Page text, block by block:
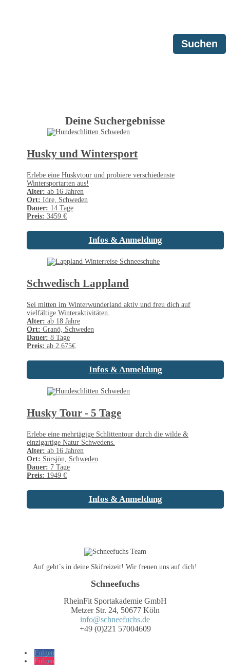
Suchen
Deine Suchergebnisse
Husky und Wintersport
Erlebe eine Huskytour und probiere verschiedenste
Wintersportarten aus!
Alter: ab 16 Jahren
Ort: Idre, Schweden
Dauer: 14 Tage
Preis: 3459 €
Infos & Anmeldung
Schwedisch Lappland
Sei mitten im Winterwunderland aktiv und freu dich auf
vielfältige Winteraktivitäten.
Alter: ab 18 Jahre
Ort: Granö, Schweden
Dauer: 8 Tage
Preis: ab 2.675€
Infos & Anmeldung
Husky Tour - 5 Tage
Erlebe eine mehrtägige Schlittentour durch die wilde &
einzigartige Natur Schwedens.
Alter: ab 16 Jahren
Ort: Sörsjön, Schweden
Dauer: 7 Tage
Preis: 1949 €
Infos & Anmeldung
Auf geht´s in deine Skifreizeit! Wir freuen uns auf dich!
Schneefuchs
RheinFit Sportakademie GmbH
Metzer Str. 24, 50677 Köln
info@schneefuchs.de
+49 (0)221 57004609
Folgen
Folgen